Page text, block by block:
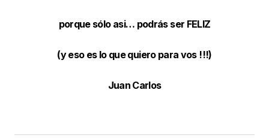
porque sólo asi… podrás ser FELIZ
(y eso es lo que quiero para vos !!!)
Juan Carlos